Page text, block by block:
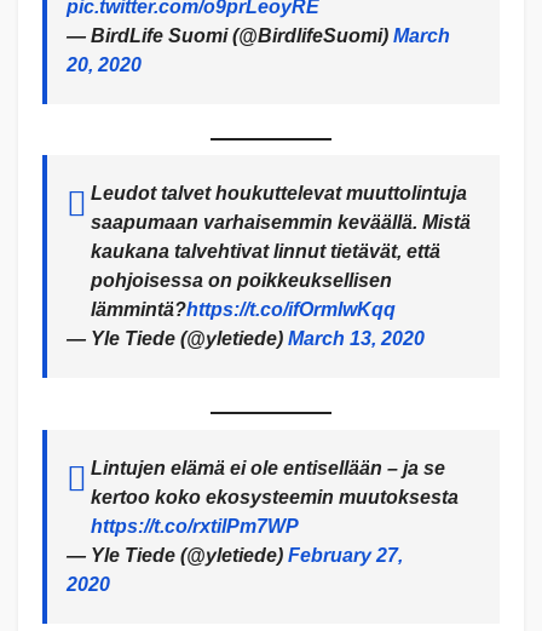
pic.twitter.com/o9prLeoyRE
— BirdLife Suomi (@BirdlifeSuomi) March
20, 2020
Leudot talvet houkuttelevat muuttolintuja
saapumaan varhaisemmin keväällä. Mistä
kaukana talvehtivat linnut tietävät, että
pohjoisessa on poikkeuksellisen
lämmintä?https://t.co/ifOrmlwKqq
— Yle Tiede (@yletiede) March 13, 2020
Lintujen elämä ei ole entisellään – ja se
kertoo koko ekosysteemin muutoksesta
https://t.co/rxtilPm7WP
— Yle Tiede (@yletiede) February 27,
2020